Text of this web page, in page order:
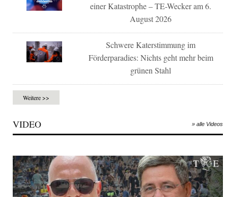
einer Katastrophe – TE-Wecker am 6.
August 2026
Schwere Katerstimmung im
Förderparadies: Nichts geht mehr beim
grünen Stahl
Weitere >>
VIDEO » alle Videos